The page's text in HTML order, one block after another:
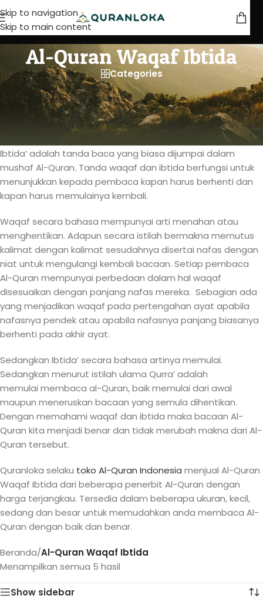
Skip to navigation
Skip to main content
Al-Quran Waqaf Ibtida
Categories
Al-Quran Waqaf Ibtida
Waqaf dan ibtida’ merupakan salah satu bagian dari ilmu
Al-Qur’an yang sangat penting dipahami bagi setiap orang
yang akan membaca atau menghafal alquran. Waqaf
Ibtida’ adalah tanda baca yang biasa dijumpai dalam
mushaf Al-Quran. Tanda waqaf dan ibtida berfungsi untuk
menunjukkan kepada pembaca kapan harus berhenti dan
kapan harus memulainya kembali.
Waqaf secara bahasa mempunyai arti menahan atau
menghentikan. Adapun secara istilah bermakna memutus
kalimat dengan kalimat sesudahnya disertai nafas dengan
niat untuk mengulangi kembali bacaan. Setiap pembaca
Al-Quran mempunyai perbedaan dalam hal waqaf
disesuaikan dengan panjang nafas mereka. Sebagian ada
yang menjadikan waqaf pada pertengahan ayat apabila
nafasnya pendek atau apabila nafasnya panjang biasanya
berhenti pada akhir ayat.
Sedangkan Ibtida’ secara bahasa artinya memulai.
Sedangkan menurut istilah ulama Qurra’ adalah
memulai membaca al-Quran, baik memulai dari awal
maupun meneruskan bacaan yang semula dihentikan.
Dengan memahami waqaf dan ibtida maka bacaan Al-
Quran kita menjadi benar dan tidak merubah makna dari Al-
Quran tersebut.
Quranloka selaku toko Al-Quran Indonesia menjual Al-Quran
Waqaf Ibtida dari beberapa penerbit Al-Quran dengan
harga terjangkau. Tersedia dalam beberapa ukuran, kecil,
sedang dan besar untuk memudahkan anda membaca Al-
Quran dengan baik dan benar.
Beranda/Al-Quran Waqaf Ibtida
Menampilkan semua 5 hasil
Show sidebar